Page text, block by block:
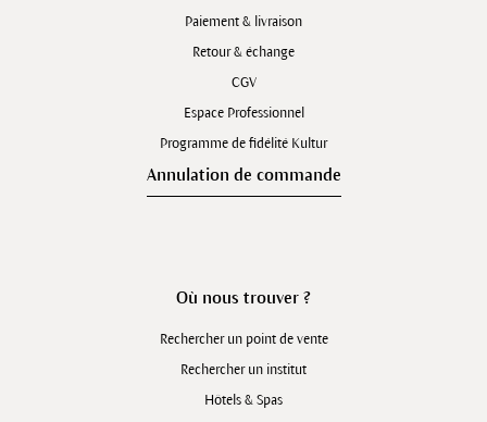
Paiement & livraison
Retour & échange
CGV
Espace Professionnel
Programme de fidélité Kultur
Annulation de commande
Où nous trouver ?
Rechercher un point de vente
Rechercher un institut
Hôtels & Spas